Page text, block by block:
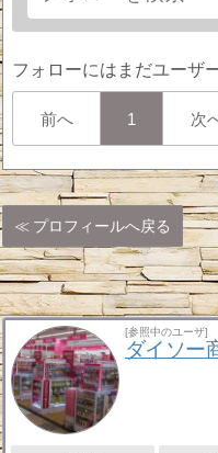
フォローにはまだユーザ
前へ 1 次
プロフィールへ戻る
[参照中のユーザ]
ダイソー